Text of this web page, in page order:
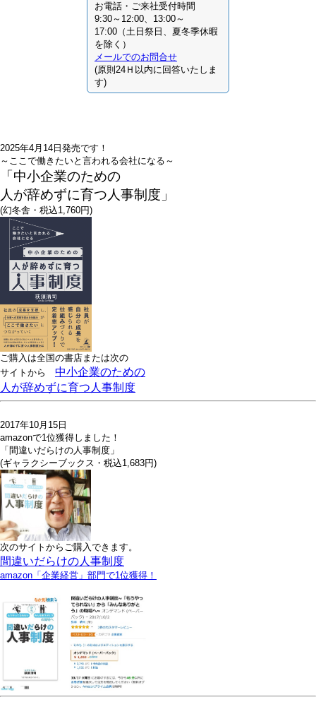
お電話・ご来社受付時間
9:30～12:00、13:00～
17:00（土日祭日、夏冬季休暇
を除く）
メールでのお問合せ
(原則24Ｈ以内に回答いたしま
す)
2025年4月14日発売です！
～ここで働きたいと言われる会社になる～
「中小企業のための
人が辞めずに育つ人事制度」
(幻冬舎・税込1,760円)
ご購入は全国の書店または次の
サイトから 中小企業のための
人が辞めずに育つ人事制度
2017年10月15日
amazonで1位獲得しました！
「間違いだらけの人事制度」
(ギャラクシーブックス・税込1,683円)
次のサイトからご購入できます。
間違いだらけの人事制度
amazon「企業経営」部門で1位獲得！